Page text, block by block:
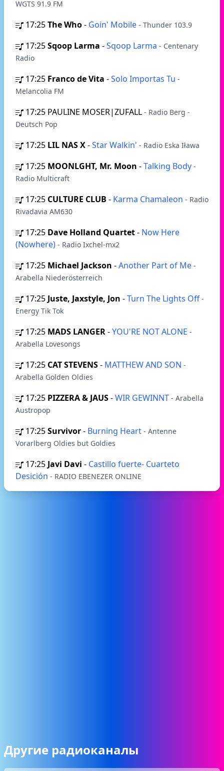
WGTS 91.9 FM
17:25The Who- Goin' Mobile - Thunder 103.9
17:25Sqoop Larma -Sqoop Larma - Centenary
Radio
17:25 Franco de Vita -Solo Importas Tu -
Melancolia FM
17:25 PAULINE MOSER|ZUFALL - Radio Berg -
Deutsch Pop
17:25 LIL NAS X-Star Walkin' - Radio Eska Iława
17:25 MOONLGHT, Mr. Moon -Talking Body -
Radio Multicraft
17:25 CULTURE CLUB - Karma Chamaleon - Radio
Rivadavia AM630
17:25 Dave Holland Quartet- Now Here
(Nowhere) - Radio Ixchel-mx2
17:25 Michael Jackson -Another Part of Me -
Arabella Niederösterreich
17:25 Juste, Jaxstyle, Jon -Turn The Lights Off-
Energy Tik Tok
17:25 MADS LANGER-YOU'RE NOT ALONE -
Arabella Lovesongs
17:25 CAT STEVENS- MATTHEW AND SON -
Arabella Golden Oldies
17:25 PIZZERA & JAUS-WIR GEWINNT - Arabella
Austropop
17:25Survivor- Burning Heart - Antenne
Vorarlberg Oldies but Goldies
17:25 Javi Davi - Castillo fuerte- Cuarteto
Desición - RADIO EBENEZER ONLINE
Другие радиоканалы